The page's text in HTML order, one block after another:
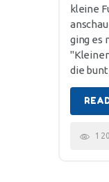
kleine
ging es
die